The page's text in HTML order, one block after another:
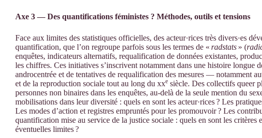
Axe 3 — Des quantifications féministes ? Méthodes, outils et tensions
Face aux limites des statistiques officielles, des acteur·rices très divers·es
quantification, que l’on regroupe parfois sous les termes de « radstats » (
enquêtes, indicateurs alternatifs, requalification de données existantes,
les chiffres. Ces initiatives s’inscrivent notamment dans une histoire longue
androcentrée et de tentatives de requalification des mesures — notamment
et de la reproduction sociale tout au long du xxe siècle. Des collectifs queer
personnes non binaires dans les enquêtes, au-delà de la seule mention du
mobilisations dans leur diversité : quels en sont les acteur·rices ? Les
Les modes d’action et registres empruntés pour les promouvoir ? Les
quantification mise au service de la justice sociale : quels en sont les critères
éventuelles limites ?